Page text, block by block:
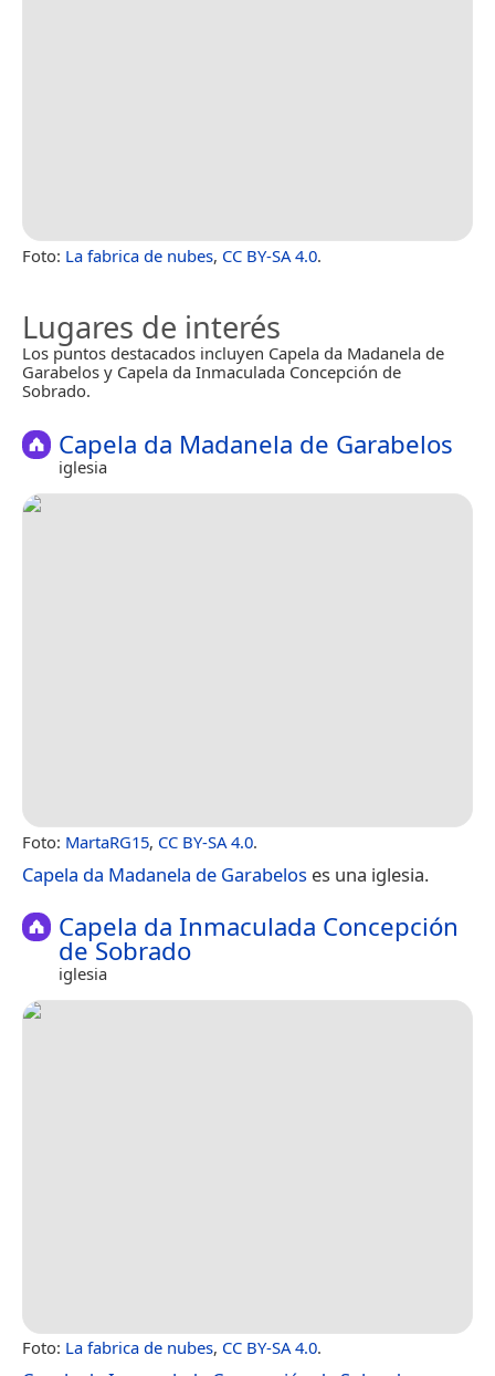
Foto: La fabrica de nubes, CC BY-SA 4.0.
Lugares de interés
Los puntos destacados incluyen Capela da Madanela de
Garabelos y Capela da Inmaculada Concepción de
Sobrado.
Capela da Madanela de Garabelos
iglesia
Foto: MartaRG15, CC BY-SA 4.0.
Capela da Madanela de Garabelos es una iglesia.
Capela da Inmaculada Concepción
de Sobrado
iglesia
Foto: La fabrica de nubes, CC BY-SA 4.0.